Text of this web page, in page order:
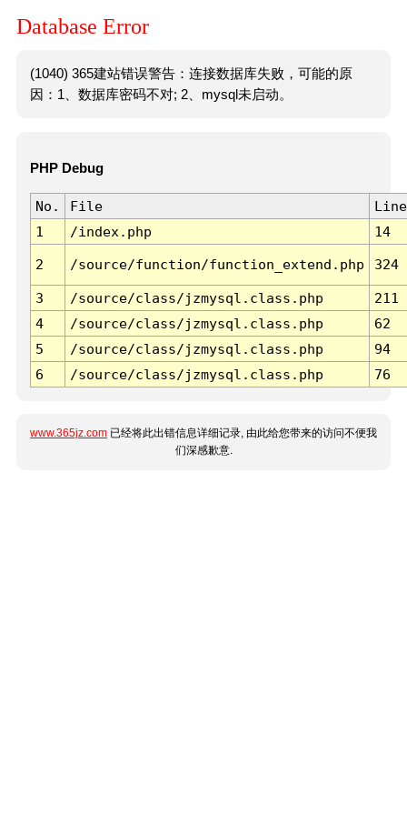
Database Error
(1040) 365建站错误警告：连接数据库失败，可能的原
因：1、数据库密码不对; 2、mysql未启动。
PHP Debug
No. File
Line
1
/index.php 14
2 /source/function/function_extend.php 324
3 /source/class/jzmysql.class.php
211
4
/source/class/jzmysql.class.php
62
5
/source/class/jzmysql.class.php
94
6
/source/class/jzmysql.class.php 76
www.365jz.com 已经将此出错信息详细记录, 由此给您带来的访问不便我
们深感歉意.